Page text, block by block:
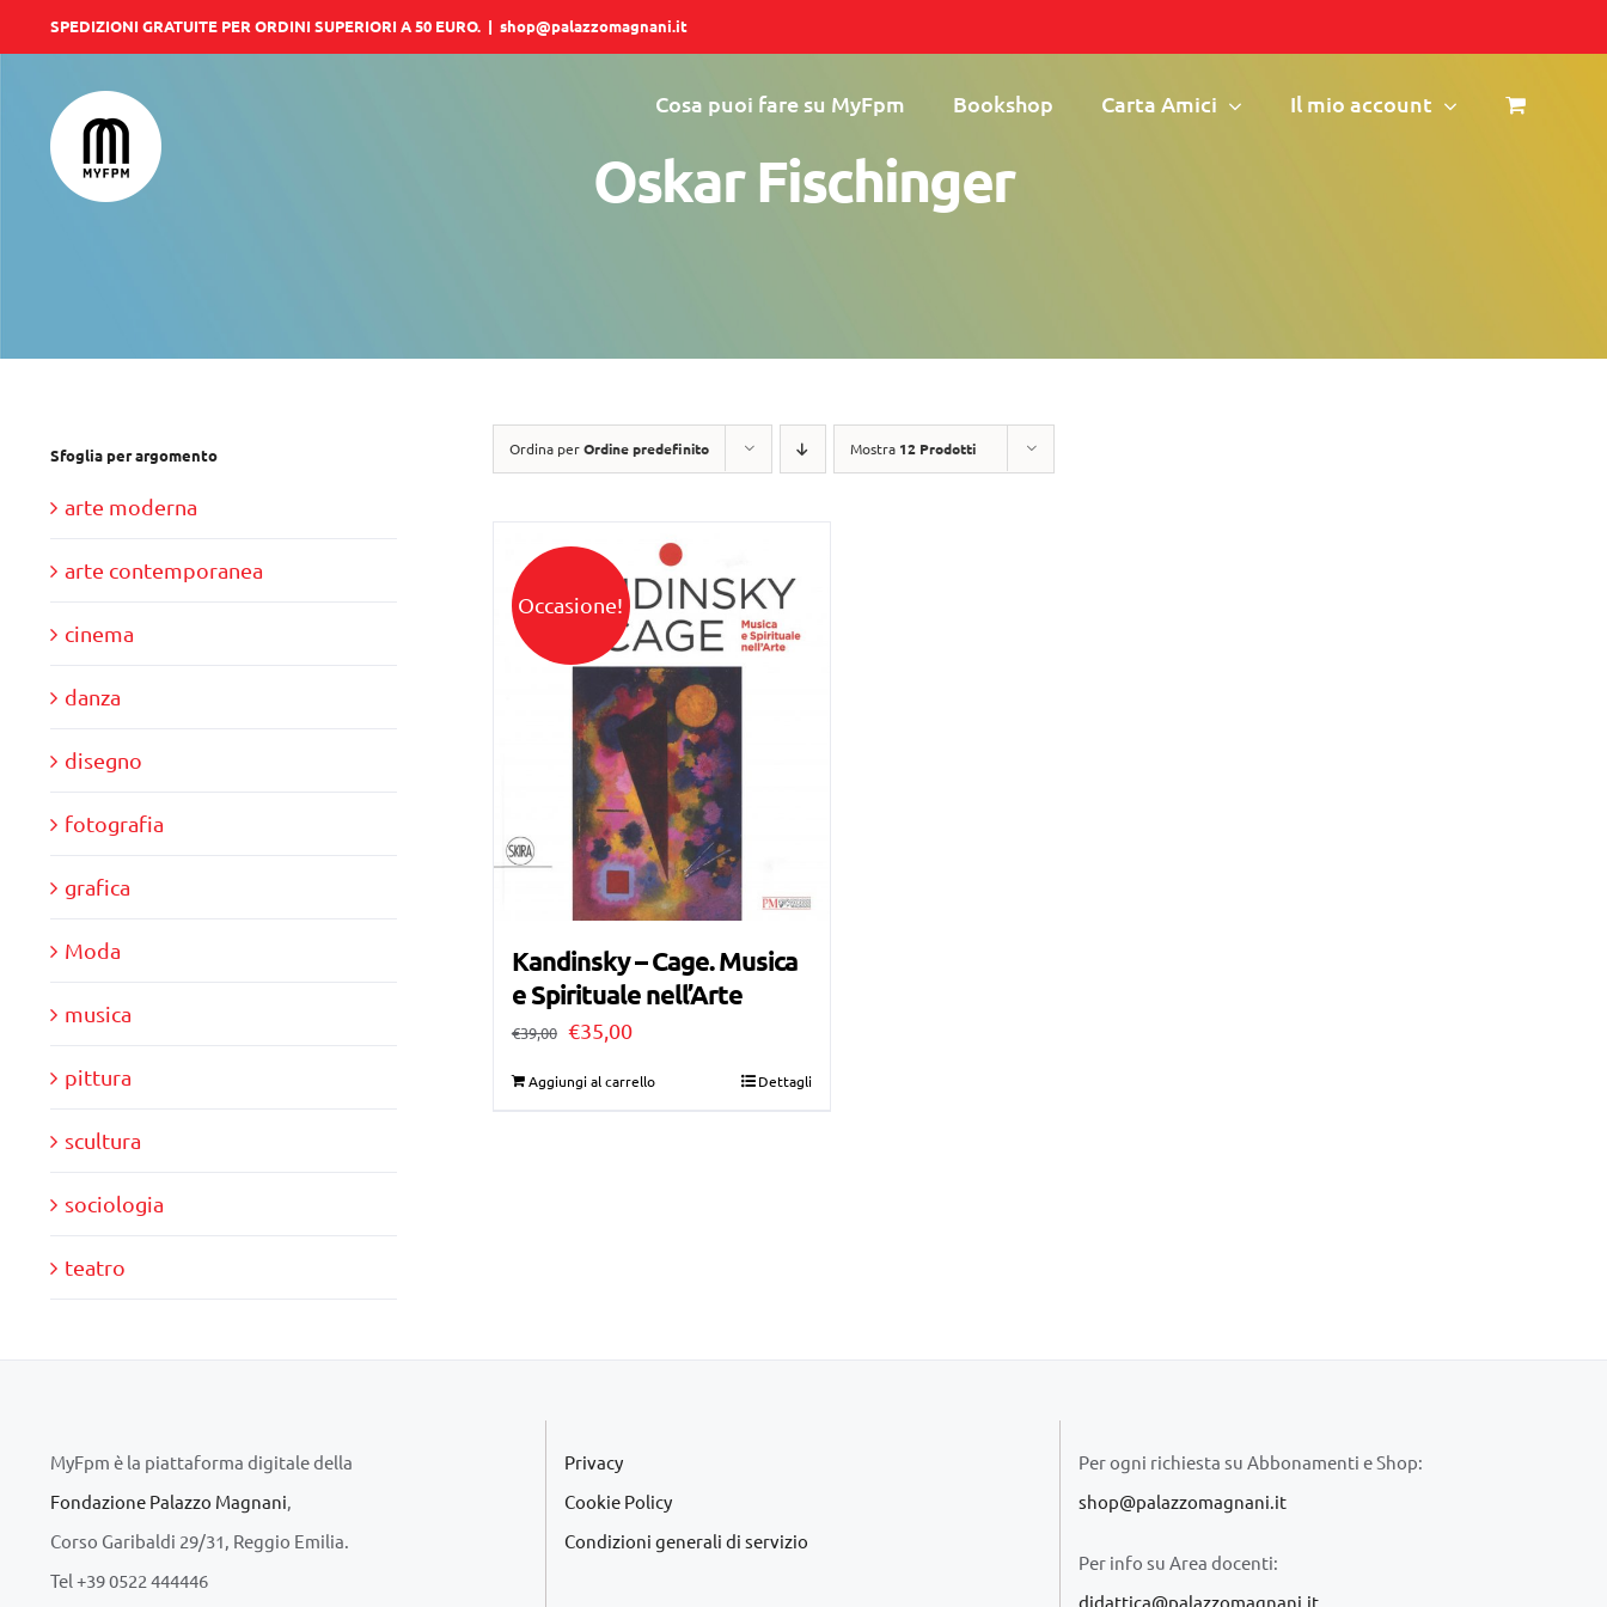
al
contenuto
SPEDIZIONI GRATUITE PER ORDINI SUPERIORI A 50 EURO. | shop@palazzomagnani.it
Cosa puoi fare su MyFpm Bookshop Carta Amici Il mio account
Oskar Fischinger
Ordina perOrdine predefinito Mostra 12 Prodotti
Occasione!
Kandinsky – Cage. Musica
e Spirituale nell’Arte
€39,00 Il
€35,00Il
Aggiungi al carrello Dettagli
Sfoglia per argomento
arte moderna
arte contemporanea
cinema
danza
disegno
fotografia
grafica
Moda
musica
pittura
scultura
sociologia
teatro
MyFpm è la piattaforma digitale della
Fondazione Palazzo Magnani
Corso Garibaldi 29/31, Reggio Emilia.
Tel +39 0522 444446
Privacy
Cookie Policy
Condizioni generali di servizio
Per ogni richiesta su Abbonamenti e Shop:
shop@palazzomagnani.it
Per info su Area docenti:
didattica@palazzomagnani.it